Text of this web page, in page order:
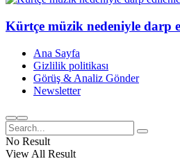
Kürtçe müzik nedeniyle darp
Ana Sayfa
Gizlilik politikası
Görüş & Analiz Gönder
Newsletter
No Result
View All Result